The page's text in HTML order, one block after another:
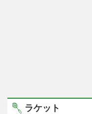
ラケット